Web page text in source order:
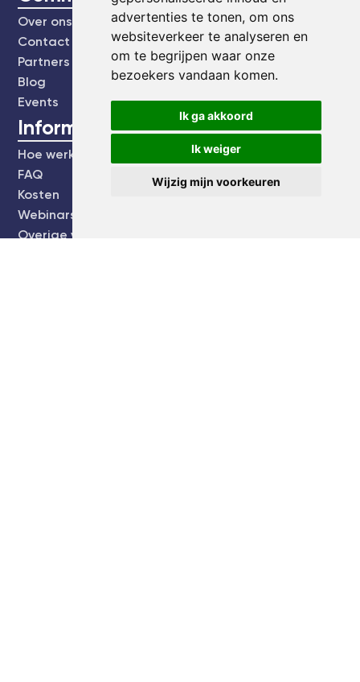
advertenties te tonen, om ons
websiteverkeer te analyseren en
om te begrijpen waar onze
bezoekers vandaan komen.
Ik ga akkoord
Ik weiger
Wijzig mijn voorkeuren
Over ons
Contact
Partners
Blog
Events
Informatie
Hoe werkt het?
FAQ
Kosten
Webinars's
Overige video's